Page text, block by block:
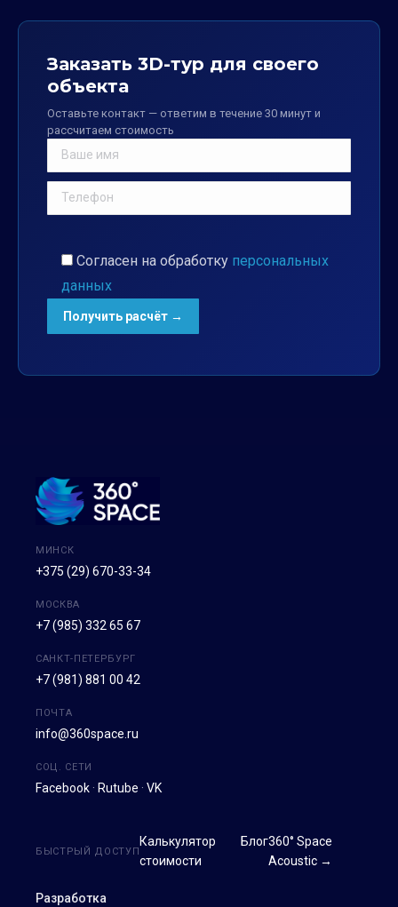
Заказать 3D-тур для своего
объекта
Оставьте контакт — ответим в течение 30 минут и
рассчитаем стоимость
Согласен на обработку персональных
данных
МИНСК
+375 (29) 670-33-34
МОСКВА
+7 (985) 332 65 67
САНКТ-ПЕТЕРБУРГ
+7 (981) 881 00 42
ПОЧТА
info@360space.ru
СОЦ. СЕТИ
Facebook · Rutube · VK
Разработка
БЫСТРЫЙ ДОСТУП
Калькулятор
стоимости
Блог360° Space
Acoustic →